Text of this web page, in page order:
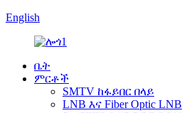
English
ቤት
ምርቶች
SMTV ከፋይበር በላይ
LNB እና Fiber Optic LNB